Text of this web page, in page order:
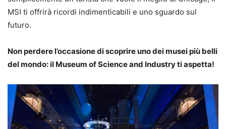
MSI ti offrirà ricordi indimenticabili e uno sguardo sul
futuro.
Non perdere l’occasione di scoprire uno dei musei più belli
del mondo: il Museum of Science and Industry ti aspetta!